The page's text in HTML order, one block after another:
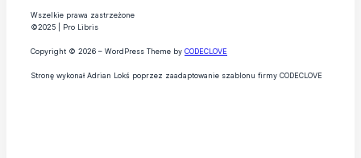
Wszelkie prawa zastrzeżone
©2025 | Pro Libris
Copyright © 2026 – WordPress Theme by CODECLOVE
Stronę wykonał Adrian Lokś poprzez zaadaptowanie szablonu firmy CODECLOVE